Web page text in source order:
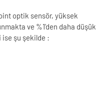
optik sensör, yüksek
ve %1'den daha düşük
şu şekilde :